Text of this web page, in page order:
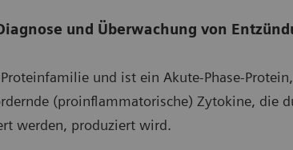
und Überwachung von
und ist ein Akute-Phase-
(proinflammatorische) Zytokine, die
werden, produziert wird.